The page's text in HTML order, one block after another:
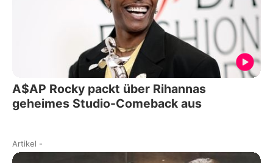
A$AP Rocky packt über Rihannas
geheimes Studio-Comeback aus
Artikel -